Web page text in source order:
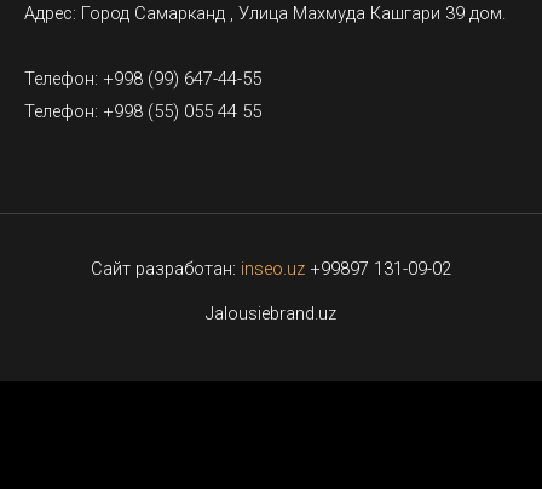
Адрес: Город Самарканд , Улица Махмуда Кашгари 39 дом.
Телефон: +998 (99) 647-44-55
Телефон: +998 (55) 055 44 55
Сайт разработан: inseo.uz +99897 131-09-02
Jalousiebrand.uz